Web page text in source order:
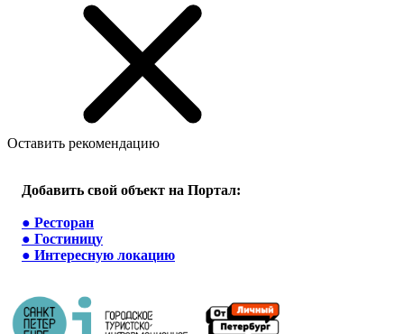
Оставить рекомендацию
Добавить свой объект на Портал:
● Ресторан
● Гостиницу
● Интересную локацию